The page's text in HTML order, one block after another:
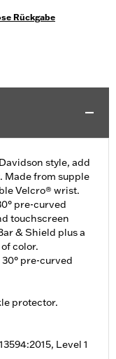
Rückgabe
style, add
Made from supple
Velcro® wrist.
pre-curved
touchscreen
& Shield plus a
color.
30° pre-curved
protector.
Level 1